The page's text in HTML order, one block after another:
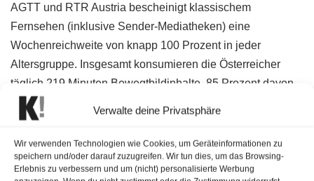
Verwalte deine Privatsphäre
Wir verwenden Technologien wie Cookies, um Geräteinformationen zu
speichern und/oder darauf zuzugreifen. Wir tun dies, um das Browsing-
Erlebnis zu verbessern und um (nicht) personalisierte Werbung
AGTT und RTR Austria bescheinigt klassischem
Fernsehen (inklusive Sender-Mediatheken) eine
Wochenreichweite von knapp 100 Prozent in jeder
Altersgruppe. Insgesamt konsumieren die Österreicher
täglich 219 Minuten Bewegtbildinhalte. 85 Prozent davon
entfallen in der Gesamtbevölkerung (P14+) auf klassisches
Fernsehen (linear und nichtlinear). In der Zielgruppe der
14- bis 29-Jährigen liegt der Anteil sonstiger Video-
Anbieter immerhin schon bei 36 Prozent.